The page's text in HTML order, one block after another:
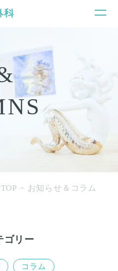
お知らせ＆コラム
ゴリー
コラム